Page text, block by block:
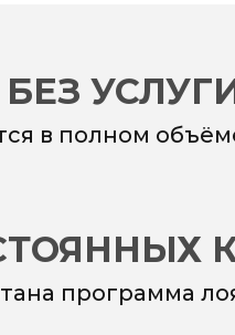
в полном
программа